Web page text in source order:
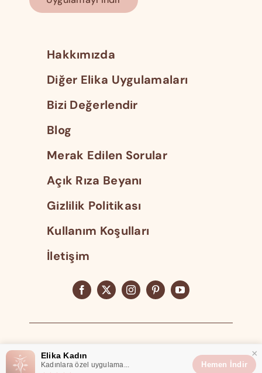
Hakkımızda
Diğer Elika Uygulamaları
Bizi Değerlendir
Blog
Merak Edilen Sorular
Açık Rıza Beyanı
Gizlilik Politikası
Kullanım Koşulları
İletişim
Tüm Hakları Saklıdır 2023
Elika® Elika Teknoloji Tescilli Markasıdır.
×
Elika Kadın
Kadınlara özel uygulama...
Hemen İndir